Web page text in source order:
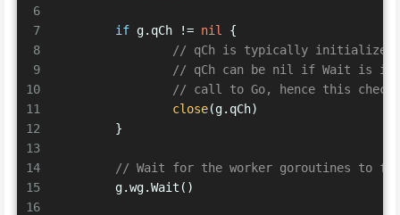
6
7
8
9
10
11
12
13
14
15
16
if g.qCh != nil
{
// qCh is typically initialized
// qCh can be nil if Wait is
// call to Go, hence this check
close(g.qCh)
	}
// Wait for the worker goroutines to
	g.wg.Wait()